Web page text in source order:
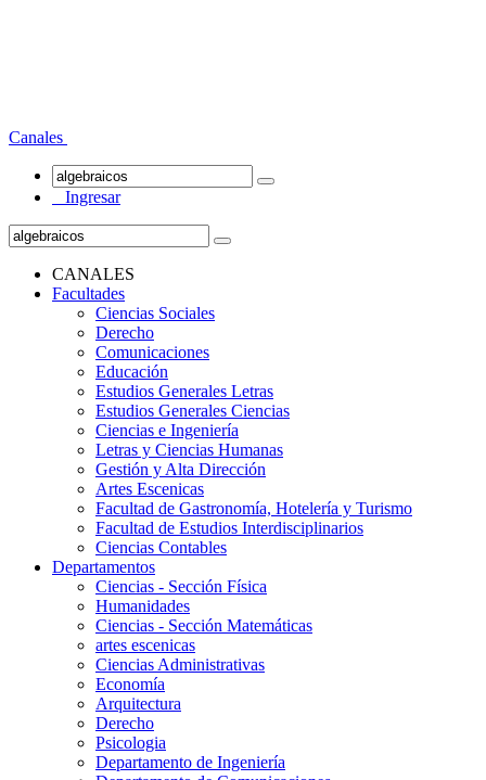
Canales
Ingresar
CANALES
Facultades
Ciencias Sociales
Derecho
Comunicaciones
Educación
Estudios Generales Letras
Estudios Generales Ciencias
Ciencias e Ingeniería
Letras y Ciencias Humanas
Gestión y Alta Dirección
Artes Escenicas
Facultad de Gastronomía, Hotelería y Turismo
Facultad de Estudios Interdisciplinarios
Ciencias Contables
Departamentos
Ciencias - Sección Física
Humanidades
Ciencias - Sección Matemáticas
artes escenicas
Ciencias Administrativas
Economía
Arquitectura
Derecho
Psicologia
Departamento de Ingeniería